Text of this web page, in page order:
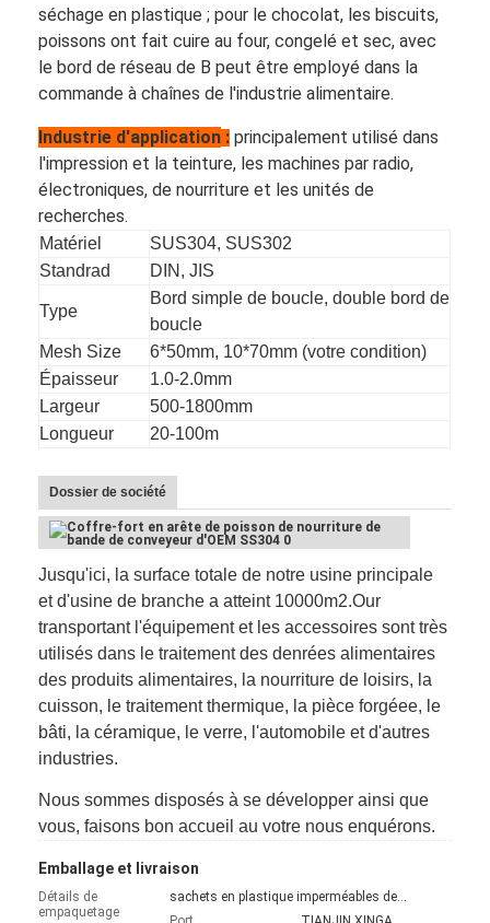
Aperçu
Produits
A propos de nous
Contrôle de la qualité
Contact
nouvelles
Tous les cas
Ceinture de maille d'acier inoxydable
Grillage en spirale
Treillis métallique haute température
Nourriture Mesh Belt
séchage en plastique ; pour le chocolat, les biscuits,
poissons ont fait cuire au four, congelé et sec, avec
le bord de réseau de B peut être employé dans la
commande à chaînes de l'industrie alimentaire.
Industrie d'application : principalement utilisé dans
l'impression et la teinture, les machines par radio,
électroniques, de nourriture et les unités de
recherches.
Matériel
SUS304, SUS302
Standrad
DIN, JIS
Type
Bord simple de boucle, double bord de
boucle
Mesh Size
6*50mm, 10*70mm (votre condition)
Épaisseur
1.0-2.0mm
Largeur
500-1800mm
Longueur
20-100m
Dossier de société
Jusqu'ici, la surface totale de notre usine principale
et d'usine de branche a atteint 10000m2.Our
transportant l'équipement et les accessoires sont très
utilisés dans le traitement des denrées alimentaires
des produits alimentaires, la nourriture de loisirs, la
cuisson, le traitement thermique, la pièce forgéee, le
bâti, la céramique, le verre, l'automobile et d'autres
industries.
Nous sommes disposés à se développer ainsi que
vous, faisons bon accueil au votre nous enquérons.
Emballage et livraison
Détails de
empaquetage
sachets en plastique imperméables de papier puis et boîte en bois en dehors puis de fixe par la ceinture en acier